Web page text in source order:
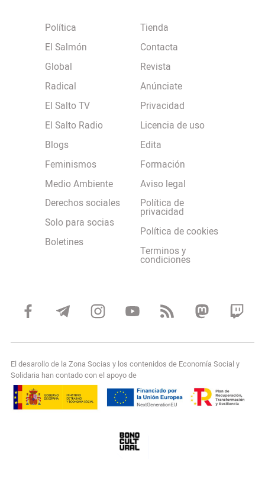
Política
El Salmón
Global
Radical
El Salto TV
El Salto Radio
Blogs
Feminismos
Medio Ambiente
Derechos sociales
Solo para socias
Boletines
Tienda
Contacta
Revista
Anúnciate
Privacidad
Licencia de uso
Edita
Formación
Aviso legal
Política de
privacidad
Política de cookies
Terminos y
condiciones
El desarollo de la Zona Socias y los contenidos de Economía Social y
Solidaria han contado con el apoyo de